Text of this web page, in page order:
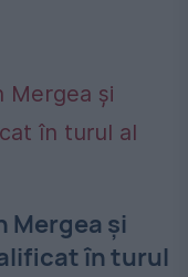
Mergea și
în turul